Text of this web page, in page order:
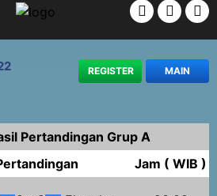
REGISTER MAIN
Pertandingan Grup A
Jam ( WIB )